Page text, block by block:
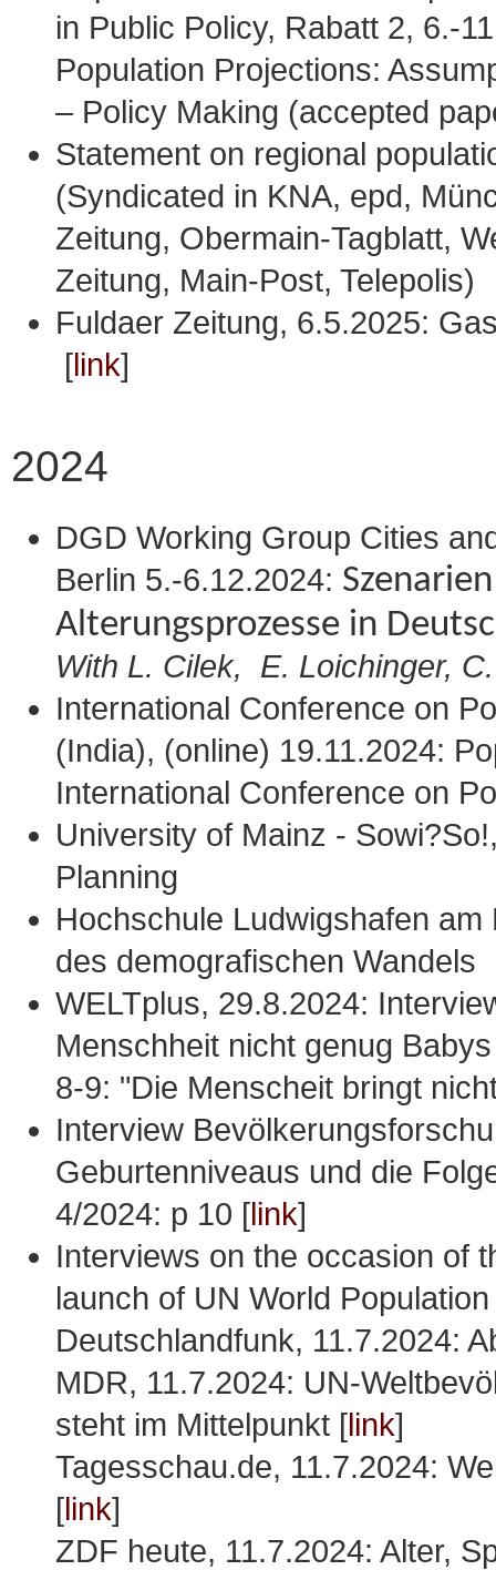
in Public Policy, Rabatt 2, 6.-
Population Projections:
– Policy Making (accepted
Statement on regional
(Syndicated in KNA, epd,
Zeitung, Obermain-Tagblatt,
Zeitung, Main-Post, Telepolis)
Fuldaer Zeitung, 6.5.2025:
[link]
2024
DGD Working Group Cities
Berlin 5.-6.12.2024:
Alterungsprozesse in
With L. Cilek, E. Loichinger,
International Conference on
(India), (online) 19.11.2024:
International Conference on
University of Mainz -
Planning
Hochschule Ludwigshafen
des demografischen Wandels
WELTplus, 29.8.2024:
Menschheit nicht genug
8-9: "Die Menscheit bringt
Interview
Geburtenniveaus und die
4/2024: p 10 [link]
Interviews on the occasion of
launch of UN World
Deutschlandfunk, 11.7.2024:
MDR, 11.7.2024: UN-
steht im Mittelpunkt [link]
Tagesschau.de, 11.7.2024:
[link]
ZDF heute, 11.7.2024: Alter,